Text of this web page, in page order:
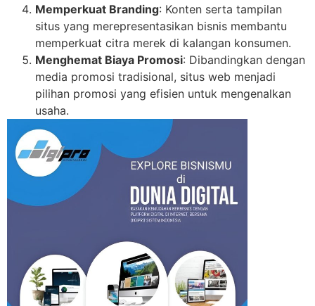
Memperkuat Branding: Konten serta tampilan
situs yang merepresentasikan bisnis membantu
memperkuat citra merek di kalangan konsumen.
Menghemat Biaya Promosi: Dibandingkan dengan
media promosi tradisional, situs web menjadi
pilihan promosi yang efisien untuk mengenalkan
usaha.